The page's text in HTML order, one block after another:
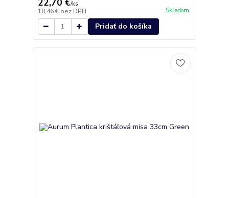
22,70 €/ks
18,46 € bez DPH Skladom
Pridať do košíka